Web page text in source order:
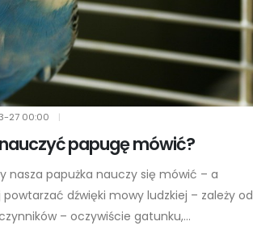
27 00:00 |
papugę mówić?
nasza papużka nauczy się mówić – a
powtarzać dźwięki mowy ludzkiej – zależy od
– oczywiście gatunku,...